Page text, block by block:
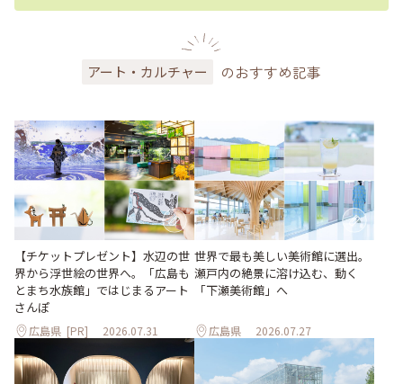
アート・カルチャー のおすすめ記事
【チケットプレゼント】水辺の世
界から浮世絵の世界へ。「広島も
とまち水族館」ではじまるアート
さんぽ
広島県 [PR] 2026.07.31
世界で最も美しい美術館に選出。
瀬戸内の絶景に溶け込む、動く
「下瀬美術館」へ
広島県 2026.07.27